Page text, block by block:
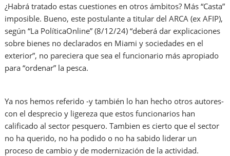
¿Habrá tratado estas cuestiones en otros ámbitos? Más “Casta”
imposible. Bueno, este postulante a titular del ARCA (ex AFIP),
según “La PolíticaOnline” (8/12/24) “deberá dar explicaciones
sobre bienes no declarados en Miami y sociedades en el
exterior”, no pareciera que sea el funcionario más apropiado
para “ordenar” la pesca.
Ya nos hemos referido -y también lo han hecho otros autores-
con el desprecio y ligereza que estos funcionarios han
calificado al sector pesquero. Tambien es cierto que el sector
no ha querido, no ha podido o no ha sabido liderar un
proceso de cambio y de modernización de la actividad.